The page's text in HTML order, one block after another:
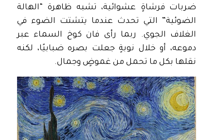
ضربات فرشاةٍ عشوائية، تشبه ظاهرة “الهالة
الضوئية” التي تحدث عندما يتشتت الضوء في
الغلاف الجوي. ربما رأى فان كوخ السماء عبر
دموعه، أو خلال نوبةٍ جعلت بصره ضبابيًا، لكنه
نقلها بكل ما تحمل من غموضٍ وجمال.